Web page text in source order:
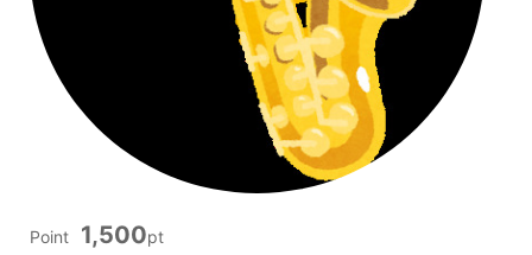
Point 1,500pt